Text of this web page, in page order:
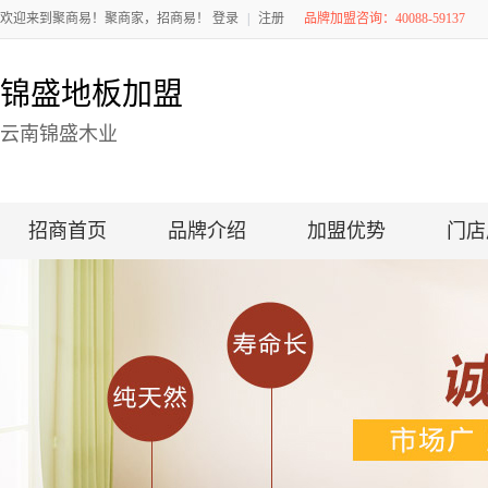
欢迎来到聚商易！聚商家，招商易！ 登录 注册 品牌加盟咨询：40088-59137
锦盛地板加盟
云南锦盛木业
招商首页 品牌介绍 加盟优势 门